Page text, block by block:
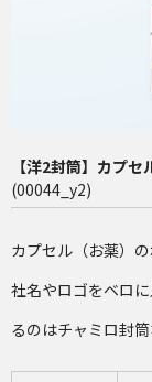
洋2（
料金表
お問い合わせ
【洋2封筒】カプ
(00044_y2)
カプセル（お薬）
社名やロゴをベロ
るのはチャミロ封筒